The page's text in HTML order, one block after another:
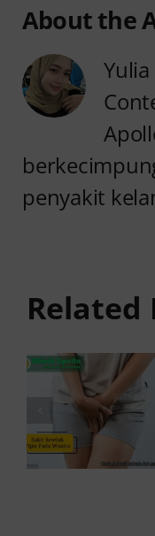
About the
penyakit
Related
Sakit
Wanita
Serta
Perih?
Waspada
Kondisi Ini